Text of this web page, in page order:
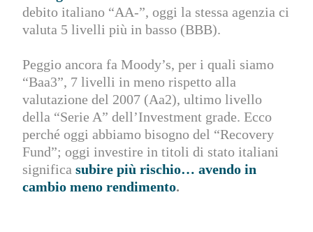
debito italiano “AA-”, oggi la stessa agenzia ci
valuta 5 livelli più in basso (BBB).
Peggio ancora fa Moody’s, per i quali siamo
“Baa3”, 7 livelli in meno rispetto alla
valutazione del 2007 (Aa2), ultimo livello
della “Serie A” dell’Investment grade. Ecco
perché oggi abbiamo bisogno del “Recovery
Fund”; oggi investire in titoli di stato italiani
significasubire più rischio… avendo in
cambio meno rendimento.